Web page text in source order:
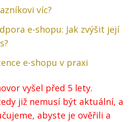
víc?
e-shopu: Jak zvýšit její
e-shopu v praxi
vyšel před 5 lety.
již nemusí být aktuální, a
abyste je ověřili a